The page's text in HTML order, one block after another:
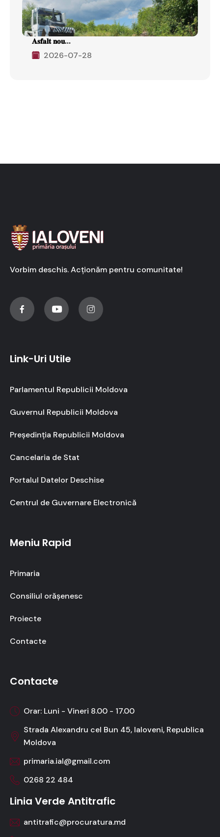
𝐀𝐬𝐟𝐚𝐥𝐭 𝐧𝐨𝐮...
2026-07-28
Vorbim deschis. Acționăm pentru comunitate!
Link-Uri Utile
Parlamentul Republicii Moldova
Guvernul Republicii Moldova
Președinția Republicii Moldova
Cancelaria de Stat
Portalul Datelor Deschise
Centrul de Guvernare Electronică
Meniu Rapid
Primaria
Consiliul orășenesc
Proiecte
Contacte
Contacte
Orar: Luni - Vineri 8.00 - 17.00
Strada Alexandru cel Bun 45, Ialoveni, Republica
Moldova
primaria.ial@gmail.com
0268 22 484
Linia Verde Antitrafic
antitrafic@procuratura.md